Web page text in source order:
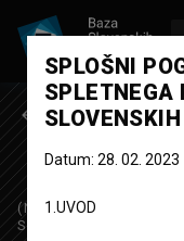
Prejšnja epizoda
(NE)ZNANA
SEZONA
SPLOŠNI
SPLETNEGA
Datum: 28. 02. 2023
1.UVOD